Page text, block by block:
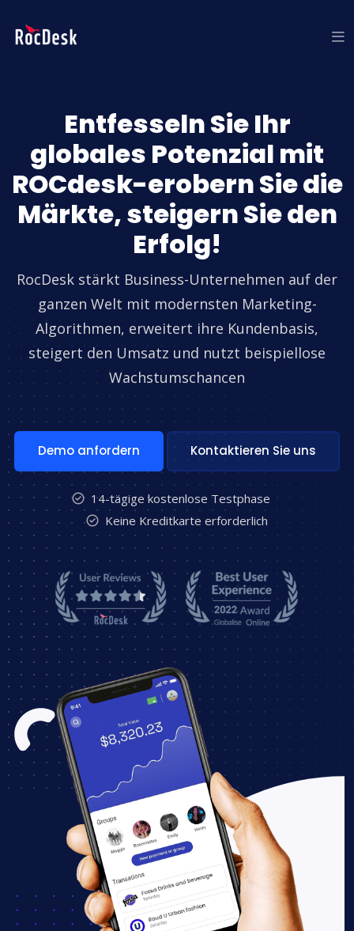
Entfesseln Sie Ihr
globales Potenzial mit
ROCdesk-erobern Sie die
Märkte, steigern Sie den
Erfolg!
RocDesk stärkt Business-Unternehmen auf der
ganzen Welt mit modernsten Marketing-
Algorithmen, erweitert ihre Kundenbasis,
steigert den Umsatz und nutzt beispiellose
Wachstumschancen
Demo anfordern Kontaktieren Sie uns
14-tägige kostenlose Testphase
Keine Kreditkarte erforderlich